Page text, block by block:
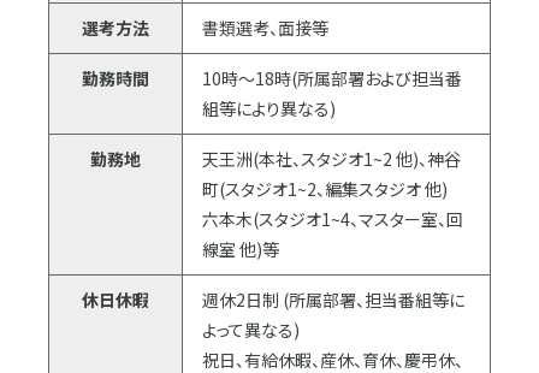
選考方法 書類選考、面接等
勤務時間
10時～18時(所属部署および担当番
組等により異なる)
勤務地
天王洲(本社、スタジオ1~2 他)、神谷
町(スタジオ1~2、編集スタジオ 他)
六本木(スタジオ1~4、マスター室、回
線室 他)等
休日休暇
週休2日制 (所属部署、担当番組等に
よって異なる)
祝日、有給休暇、産休、育休、慶弔休、